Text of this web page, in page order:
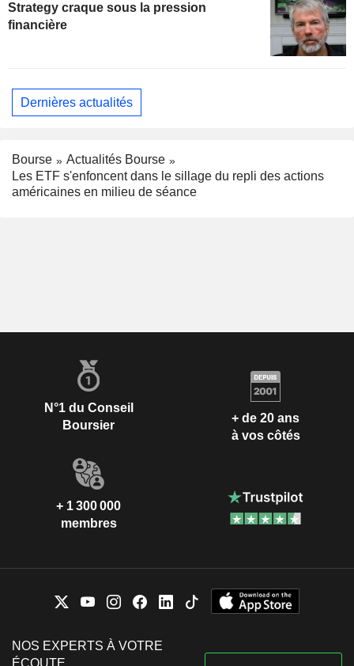
Strategy craque sous la pression
financière
Dernières actualités
Bourse
Actualités Bourse
Les ETF s'enfoncent dans le sillage du repli des actions
américaines en milieu de séance
N°1 du Conseil
Boursier
+ de 20 ans
à vos côtés
+ 1 300 000
membres
NOS EXPERTS À VOTRE